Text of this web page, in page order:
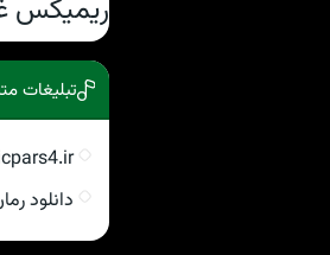
ریمیکس
تبلیغات
دانلود